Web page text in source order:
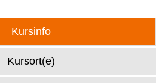
Kursinfo
Kursort(e)